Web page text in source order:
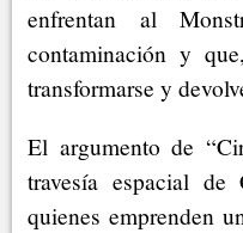
enfrentan al
contaminación y
transformarse y
El argumento de
travesía espacial
quienes emprenden